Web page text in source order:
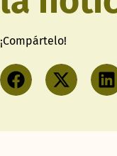
¡Compártelo!